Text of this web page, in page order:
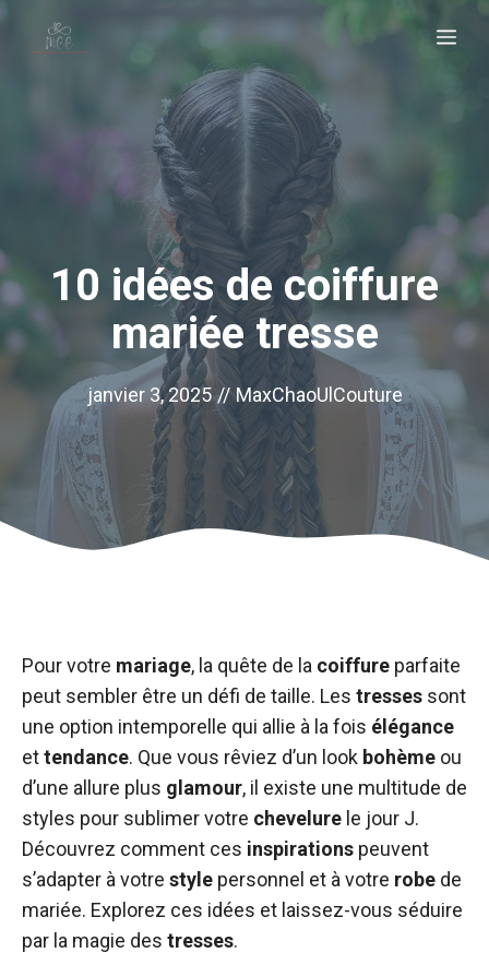
10 idées de coiffure
mariée tresse
janvier 3, 2025 // MaxChaoUlCouture
Pour votre mariage, la quête de la coiffure parfaite
peut sembler être un défi de taille. Les tresses sont
une option intemporelle qui allie à la fois élégance
ettendance. Que vous rêviez d’un look bohème ou
d’une allure plus glamour, il existe une multitude de
styles pour sublimer votre chevelure le jour J.
Découvrez comment ces inspirations peuvent
s’adapter à votre style personnel et à votre robe de
mariée. Explorez ces idées et laissez-vous séduire
par la magie des tresses.